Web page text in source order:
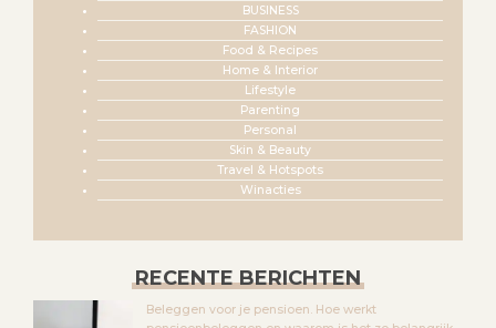
BUSINESS
FASHION
Food & Recipes
Home & Interior
Lifestyle
Parenting
Personal
Skin & Beauty
Travel & Hotspots
Winacties
RECENTE BERICHTEN
Beleggen voor je pensioen. Hoe werkt